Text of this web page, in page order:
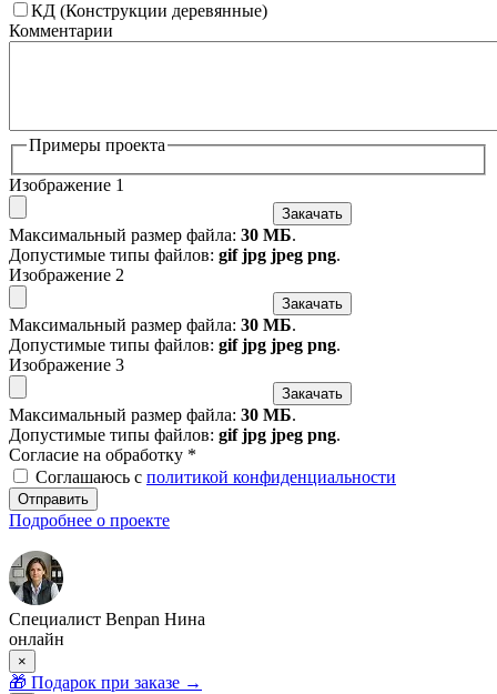
КД (Конструкции деревянные)
Комментарии
Примеры проекта
Изображение 1
Закачать
Максимальный размер файла: 30 МБ.
Допустимые типы файлов: gif jpg jpeg png.
Изображение 2
Закачать
Максимальный размер файла: 30 МБ.
Допустимые типы файлов: gif jpg jpeg png.
Изображение 3
Закачать
Максимальный размер файла: 30 МБ.
Допустимые типы файлов: gif jpg jpeg png.
Согласие на обработку *
Соглашаюсь с политикой конфиденциальности
Отправить
Подробнее о проекте
Специалист Benpan Нина
онлайн
×
🎁 Подарок при заказе →